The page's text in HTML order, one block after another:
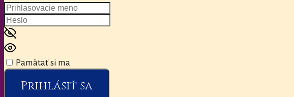
Pamätať si ma
Prihlásiť sa